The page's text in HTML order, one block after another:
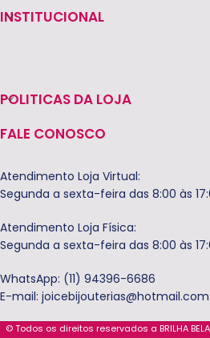
INSTITUCIONAL
POLITICAS DA LOJA
FALE CONOSCO
Atendimento Loja Virtual:
Segunda a sexta-feira das 8:00 às
Atendimento Loja Física:
Segunda a sexta-feira das 8:00 às
WhatsApp: (11) 94396-6686
E-mail: joicebijouterias@hotmail.com
© Todos os direitos reservados a BRILHA BELA